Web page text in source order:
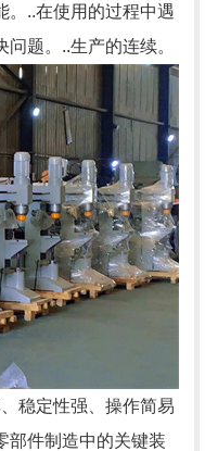
。..在使用的过程中遇
题。..生产的连续。
稳定性强、操作简易
部件制造中的关键装